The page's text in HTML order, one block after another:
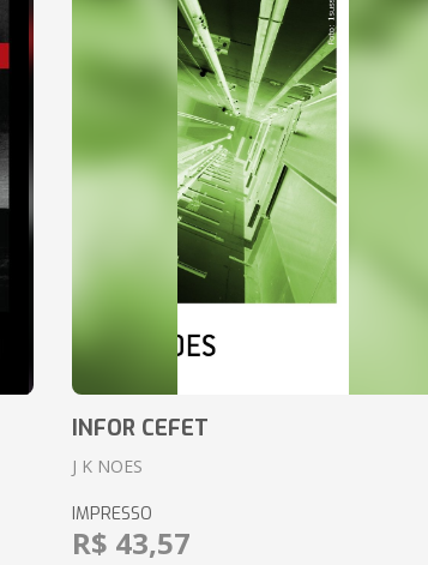
INFOR CEFET
J K NOES
IMPRESSO
R$ 43,57